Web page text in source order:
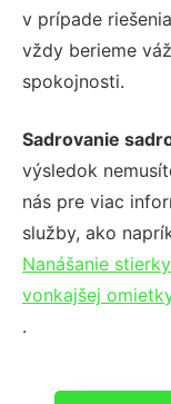
v prípade
vždy berieme
spokojnosti.
Sadrovanie
výsledok
nás pre viac
služby, ako
Nanášanie
vonkajšej
.